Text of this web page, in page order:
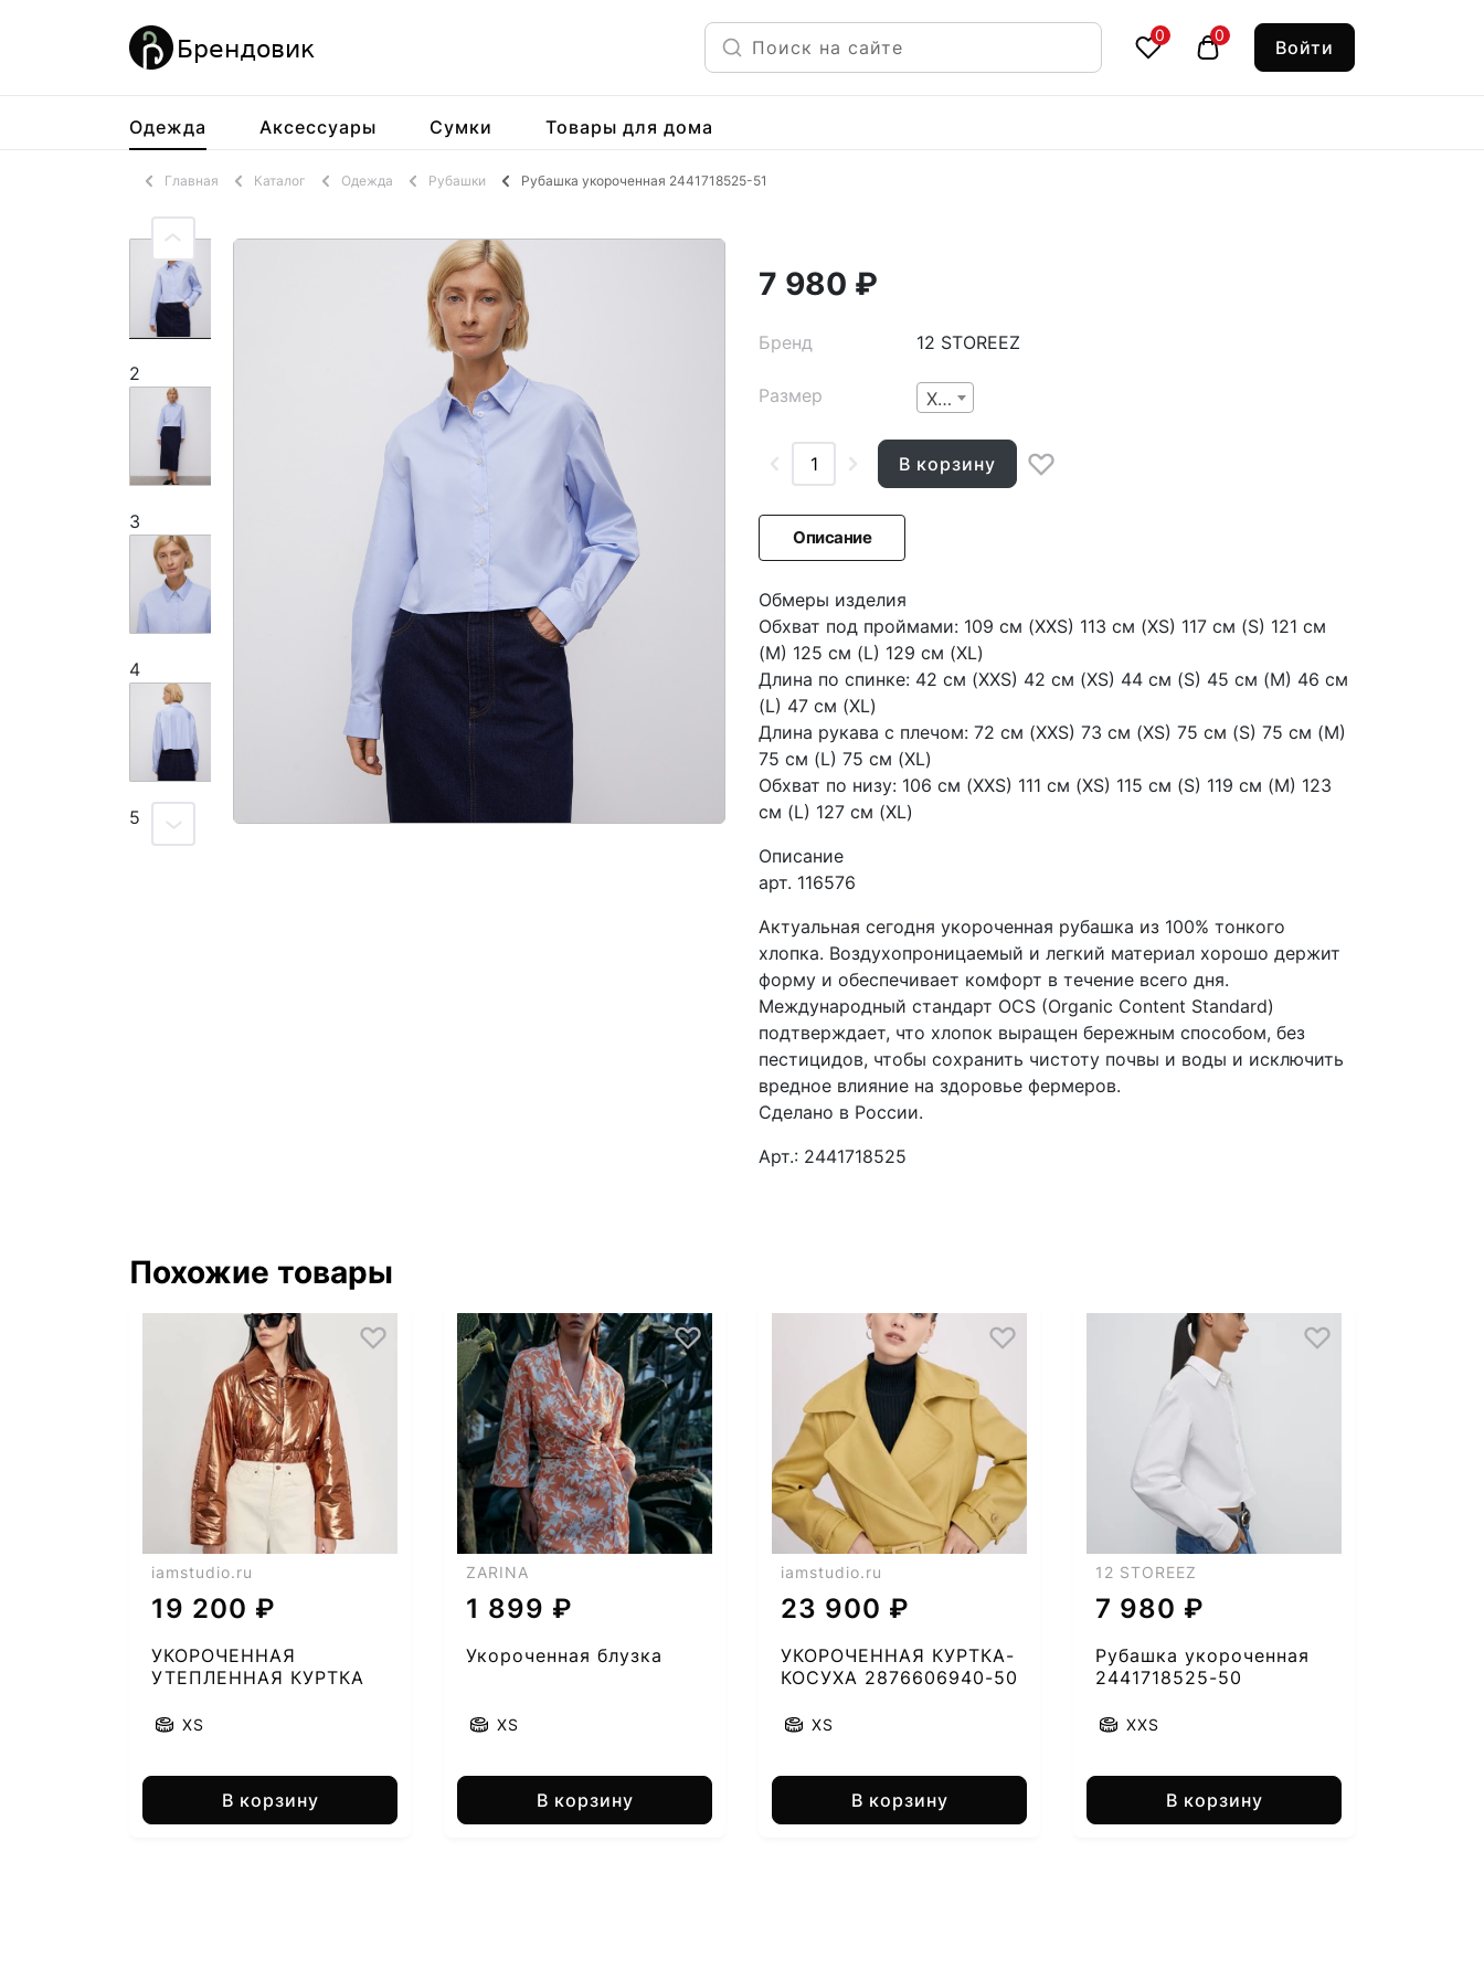
0 0
Войти
Одежда Аксессуары Сумки Товары для дома
Главная Каталог Одежда Рубашки Рубашка укороченная 2441718525-51
2
3
4
5
7 980 ₽
Бренд 12 STOREEZ
Размер XXS
В корзину
Описание
Обмеры изделия
Обхват под проймами: 109 см (XXS) 113 см (XS) 117 см (S) 121 см
(M) 125 см (L) 129 см (XL)
Длина по спинке: 42 см (XXS) 42 см (XS) 44 см (S) 45 см (M) 46 см
(L) 47 см (XL)
Длина рукава с плечом: 72 см (XXS) 73 см (XS) 75 см (S) 75 см (M)
75 см (L) 75 см (XL)
Обхват по низу: 106 см (XXS) 111 см (XS) 115 см (S) 119 см (M) 123
см (L) 127 см (XL)
Описание
aрт. 116576
Актуальная сегодня укороченная рубашка из 100% тонкого
хлопка. Воздухопроницаемый и легкий материал хорошо держит
форму и обеспечивает комфорт в течение всего дня.
Международный стандарт OCS (Organic Content Standard)
подтверждает, что хлопок выращен бережным способом, без
пестицидов, чтобы сохранить чистоту почвы и воды и исключить
вредное влияние на здоровье фермеров.
Сделано в России.
Арт.: 2441718525
Похожие товары
iamstudio.ru
19 200 ₽
УКОРОЧЕННАЯ
УТЕПЛЕННАЯ КУРТКА
XS
В корзину
ZARINA
1 899 ₽
Укороченная блузка
XS
В корзину
iamstudio.ru
23 900 ₽
УКОРОЧЕННАЯ КУРТКА-
КОСУХА 2876606940-50
XS
В корзину
12 STOREEZ
7 980 ₽
Рубашка укороченная
2441718525-50
XXS
В корзину